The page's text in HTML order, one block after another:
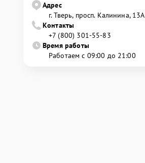
Адрес
г. Тверь, просп. Калинина, 13А
Контакты
+7 (800) 301-55-83
Время работы
Работаем с 09:00 до 21:00